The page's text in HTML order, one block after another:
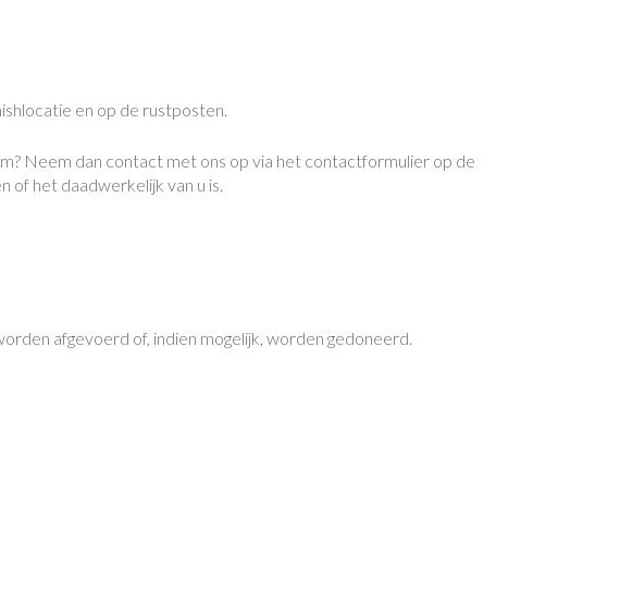
en op de rustposten.
Neem dan contact met ons op via het contactformulier op de
het daadwerkelijk van u is.
afgevoerd of, indien mogelijk, worden gedoneerd.